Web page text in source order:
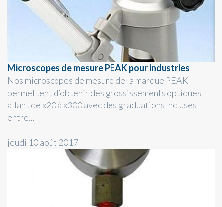
Microscopes de mesure PEAK pour industries
Nos microscopes de mesure de la marque PEAK
permettent d’obtenir des grossissements optiques
allant de x20 à x300 avec des graduations incluses
entre...
jeudi 10 août 2017